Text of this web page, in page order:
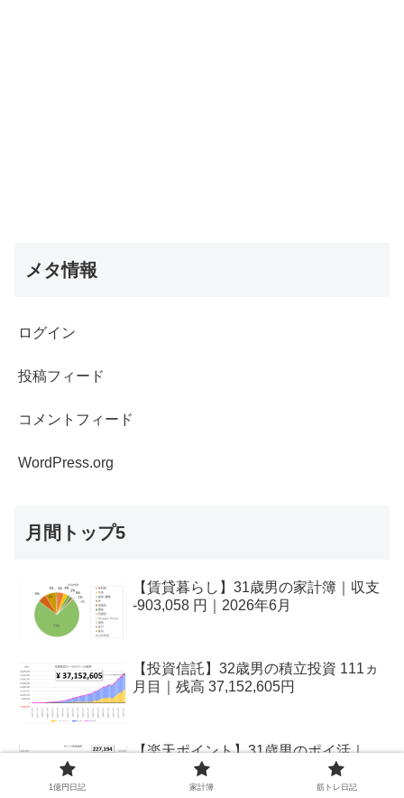
メタ情報
ログイン
投稿フィード
コメントフィード
WordPress.org
月間トップ5
【賃貸暮らし】31歳男の家計簿｜収支
-903,058 円｜2026年6月
【投資信託】32歳男の積立投資 111ヵ
月目｜残高 37,152,605円
【楽天ポイント】31歳男のポイ活｜
2026年6月｜残高227,194pt
1億円日記 家計簿 筋トレ日記